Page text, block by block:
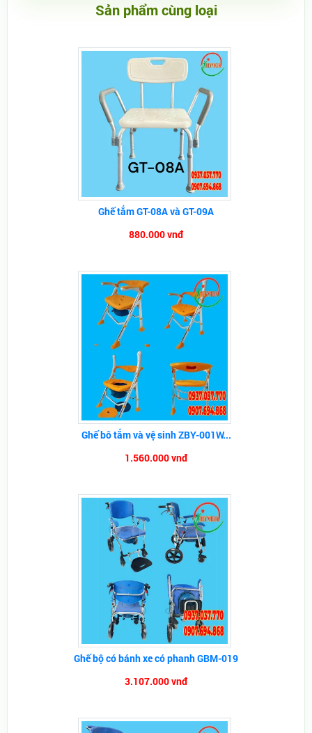
Sản phẩm cùng loại
Ghế tắm GT-08A và GT-09A
880.000 vnđ
Ghế bô tắm và vệ sinh ZBY-001W...
1.560.000 vnđ
Ghế bộ có bánh xe có phanh GBM-019
3.107.000 vnđ